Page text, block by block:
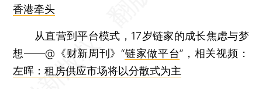
香港牵头
从直营到平台模式，17岁链家的成长焦虑与梦
想——@《财新周刊》“链家做平台”，相关视频：
左晖：租房供应市场将以分散式为主